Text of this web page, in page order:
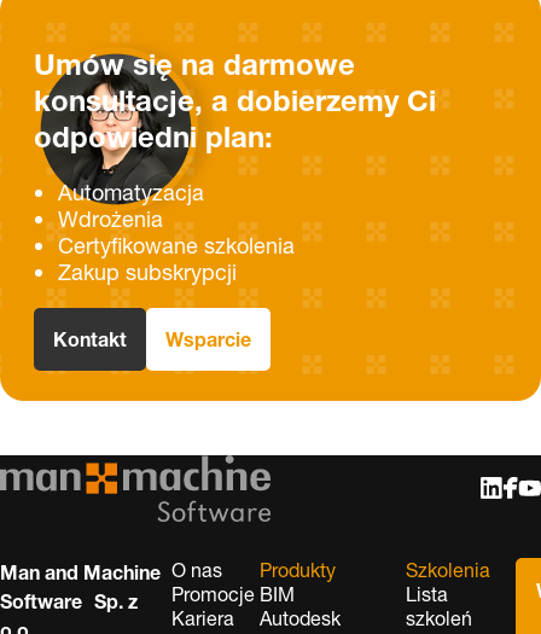
Umów się na darmowe
konsultacje, a dobierzemy Ci
odpowiedni plan:
Automatyzacja
Wdrożenia
Certyfikowane szkolenia
Zakup subskrypcji
Kontakt Wsparcie
Man and Machine
Software Sp. z
O nas
Promocje
Kariera
Produkty
BIM
Autodesk
Szkolenia
Lista
szkoleń